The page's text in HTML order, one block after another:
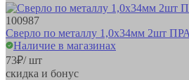
100987
Сверло по металлу 1,0х34мм 2шт
Наличие в магазинах
73₽/ шт
скидка и бонус